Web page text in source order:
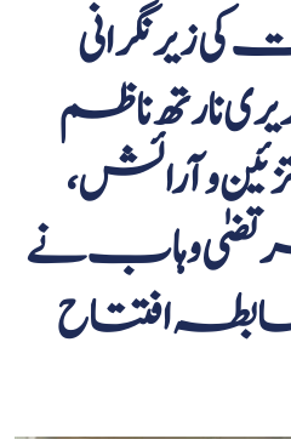
نگرانی
نارتھ ناظم
1 کی تزئین و آرائش،
وہاب نے
افتتاح